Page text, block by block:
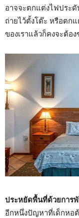
อาจจะตกแต่งไฟประดั
ถ่ายไว้ตั้งโต๊ะ หรือตก
ของเราแล้วก็คงจะต้อ
ประหยัดพื้นที่ด้วยการ
อีกหนึ่งปัญหาที่เด็กหอ